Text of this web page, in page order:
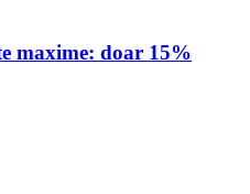
maxime: doar 15%